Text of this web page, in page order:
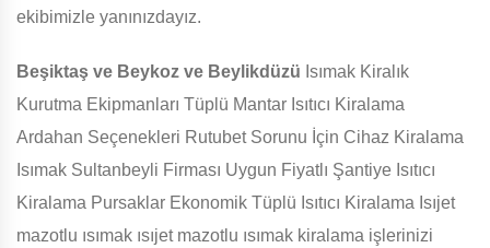
ekibimizle yanınızdayız.
Beşiktaş ve Beykoz ve Beylikdüzü Isımak Kiralık
Kurutma Ekipmanları Tüplü Mantar Isıtıcı Kiralama
Ardahan Seçenekleri Rutubet Sorunu İçin Cihaz Kiralama
Isımak Sultanbeyli Firması Uygun Fiyatlı Şantiye Isıtıcı
Kiralama Pursaklar Ekonomik Tüplü Isıtıcı Kiralama Isıjet
mazotlu ısımak ısıjet mazotlu ısımak kiralama işlerinizi